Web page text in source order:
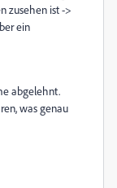
zusehen ist ->
ein
abgelehnt.
was genau